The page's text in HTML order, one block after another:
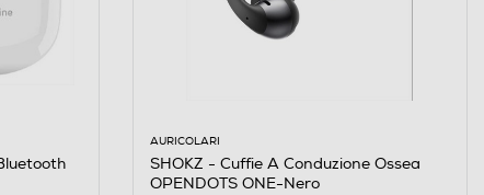
AURICOLARI
SHOKZ - Cuffie A Conduzione Ossea
OPENDOTS ONE-Nero